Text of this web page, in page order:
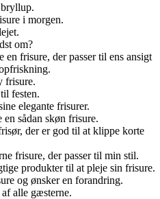
i morgen.
om?
frisure, der passer til ens ansigt
frisure.
festen.
elegante frisurer.
sådan skøn frisure.
der er god til at klippe korte
frisure, der passer til min stil.
produkter til at pleje sin frisure.
og ønsker en forandring.
alle gæsterne.